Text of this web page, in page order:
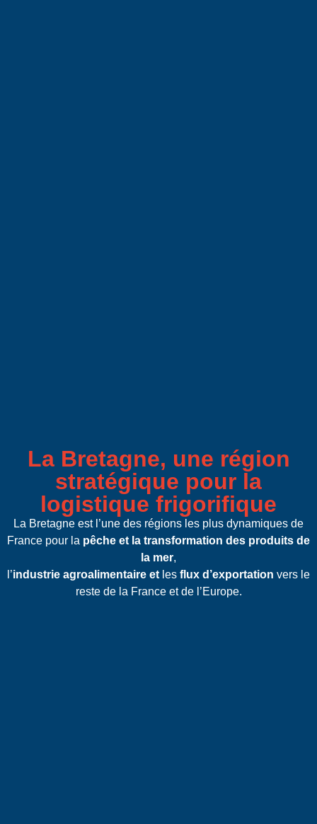
La Bretagne, une région
stratégique pour la
logistique frigorifique
La Bretagne est l’une des régions les plus dynamiques de
France pour la pêche et la transformation des produits de
la mer,
l’industrie agroalimentaire et les flux d’exportation vers le
reste de la France et de l’Europe.